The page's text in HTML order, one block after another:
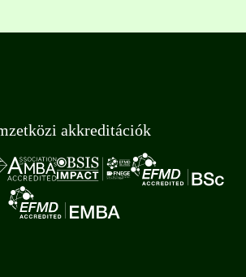
akkreditációk